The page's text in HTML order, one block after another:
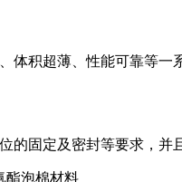
积超薄、性能可靠等一
固定及密封等要求，并